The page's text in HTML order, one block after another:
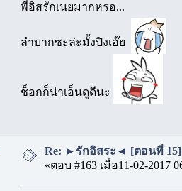
พี่อิสรักเนยมากหรอ...
ลำบากซะล่ะมั้งปิงเอ๊ย
ช็อกก็น่าเอ็นดูดีนะ
Re: ►รักอิสระ◄ [ตอนที่ 15]
«ตอบ #163 เมื่อ11-02-2017